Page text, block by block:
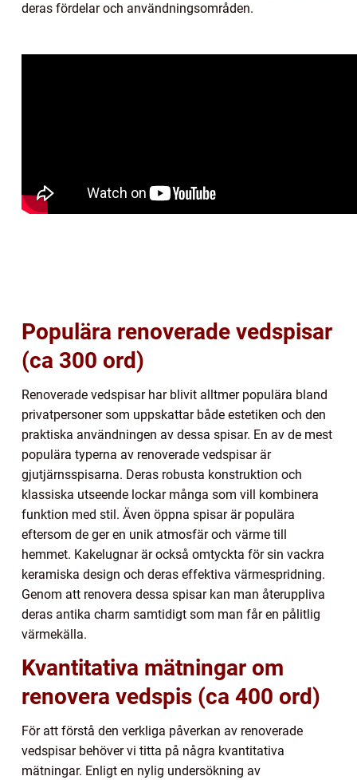
deras fördelar och användningsområden.
Populära renoverade vedspisar
(ca 300 ord)
Renoverade vedspisar har blivit alltmer populära bland
privatpersoner som uppskattar både estetiken och den
praktiska användningen av dessa spisar. En av de mest
populära typerna av renoverade vedspisar är
gjutjärnsspisarna. Deras robusta konstruktion och
klassiska utseende lockar många som vill kombinera
funktion med stil. Även öppna spisar är populära
eftersom de ger en unik atmosfär och värme till
hemmet. Kakelugnar är också omtyckta för sin vackra
keramiska design och deras effektiva värmespridning.
Genom att renovera dessa spisar kan man återuppliva
deras antika charm samtidigt som man får en pålitlig
värmekälla.
Kvantitativa mätningar om
renovera vedspis (ca 400 ord)
För att förstå den verkliga påverkan av renoverade
vedspisar behöver vi titta på några kvantitativa
mätningar. Enligt en nylig undersökning av